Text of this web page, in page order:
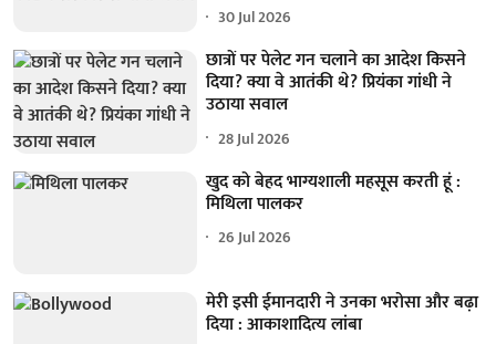
30 Jul 2026
छात्रों पर पेलेट गन चलाने का आदेश किसने
दिया? क्या वे आतंकी थे? प्रियंका गांधी ने
उठाया सवाल
28 Jul 2026
खुद को बेहद भाग्यशाली महसूस करती हूं :
मिथिला पालकर
26 Jul 2026
मेरी इसी ईमानदारी ने उनका भरोसा और बढ़ा
दिया : आकाशादित्य लांबा